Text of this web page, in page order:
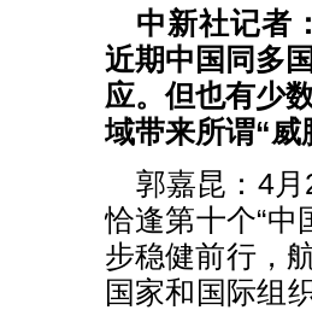
中新社记者
近期中国同多
应。但也有少
域带来所谓“威
郭嘉昆：4
恰逢第十个“中
步稳健前行，
国家和国际组